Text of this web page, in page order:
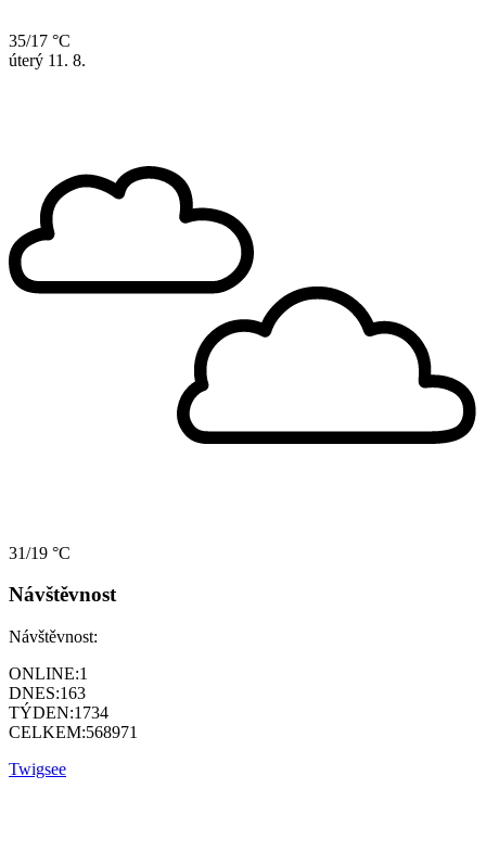
35/17 °C
úterý 11. 8.
31/19 °C
Návštěvnost
Návštěvnost:
ONLINE:1
DNES:163
TÝDEN:1734
CELKEM:568971
Twigsee